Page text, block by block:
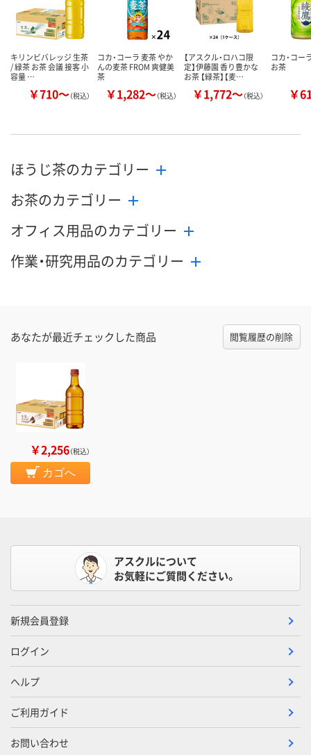
キリンビバレッジ 生茶
/ 緑茶 お茶 会議 接客 小
容量 …
￥710～（税込）
コカ・コーラ 麦茶 やか
んの麦茶 FROM 爽健美
茶
￥1,282～（税込）
【アスクル・ロハコ限
定】伊藤園 香り豊かな
お茶 【緑茶】【麦…
￥1,772～（税込）
コカ・コー
お茶
￥
ほうじ茶のカテゴリー
お茶のカテゴリー
オフィス用品のカテゴリー
作業・研究用品のカテゴリー
あなたが最近チェックした商品 閲覧履歴の削除
￥2,256（税込）
カゴへ
アスクルについて
お気軽にご質問ください。
新規会員登録
ログイン
ヘルプ
ご利用ガイド
お問い合わせ